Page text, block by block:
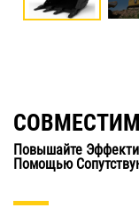
Повышайте
Помощью